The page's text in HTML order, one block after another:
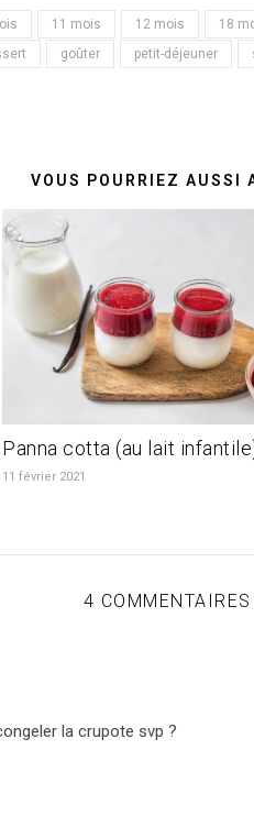
11 mois 12 mois 18
goûter petit-déjeuner
VOUS POURRIEZ AUSSI
Panna cotta (au lait
11 février 2021
4 COMMENTAIRES
la crupote svp ?